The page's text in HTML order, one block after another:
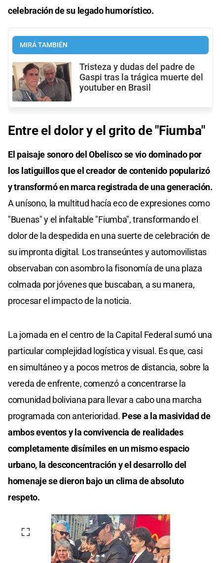
celebración de su legado humorístico.
MIRÁ TAMBIÉN
Tristeza y dudas del padre de
Gaspi tras la trágica muerte del
youtuber en Brasil
Entre el dolor y el grito de "Fiumba"
El paisaje sonoro del Obelisco se vio dominado por
los latiguillos que el creador de contenido popularizó
y transformó en marca registrada de una generación.
A unísono, la multitud hacía eco de expresiones como
"Buenas" y el infaltable "Fiumba", transformando el
dolor de la despedida en una suerte de celebración de
su impronta digital. Los transeúntes y automovilistas
observaban con asombro la fisonomía de una plaza
colmada por jóvenes que buscaban, a su manera,
procesar el impacto de la noticia.
La jornada en el centro de la Capital Federal sumó una
particular complejidad logística y visual. Es que, casi
en simultáneo y a pocos metros de distancia, sobre la
vereda de enfrente, comenzó a concentrarse la
comunidad boliviana para llevar a cabo una marcha
programada con anterioridad. Pese a la masividad de
ambos eventos y la convivencia de realidades
completamente disímiles en un mismo espacio
urbano, la desconcentración y el desarrollo del
homenaje se dieron bajo un clima de absoluto
respeto.